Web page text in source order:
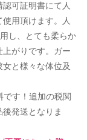
認可証明書にて人
用頂けます。人
し、とても柔らか
上がりです。ガー
と様々な体位及
です！追加の税関
発送となりま